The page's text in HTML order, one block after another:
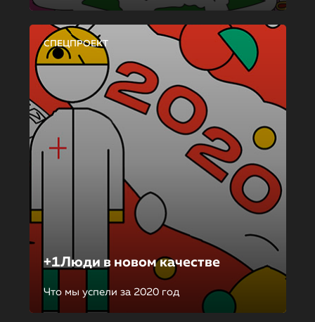
СПЕЦПРОЕКТ
+1Люди в новом качестве
Что мы успели за 2020 год